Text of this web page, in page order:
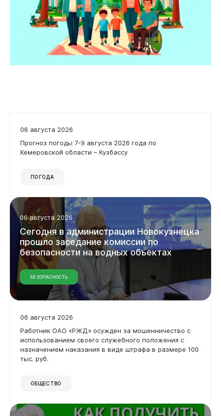
06 августа 2026
Прогноз погоды 7-9 августа 2026 года по
Кемеровской области – Кузбассу
ПОГОДА
06 августа 2026
Сегодня в администрации Новокузнецка
прошло заседание комиссии по
безопасности на водных объектах
БЕЗОПАСНОСТЬ
06 августа 2026
Работник ОАО «РЖД» осужден за мошенничество с
использованием своего служебного положения с
назначением наказания в виде штрафа в размере 100
тыс. руб.
ОБЩЕСТВО